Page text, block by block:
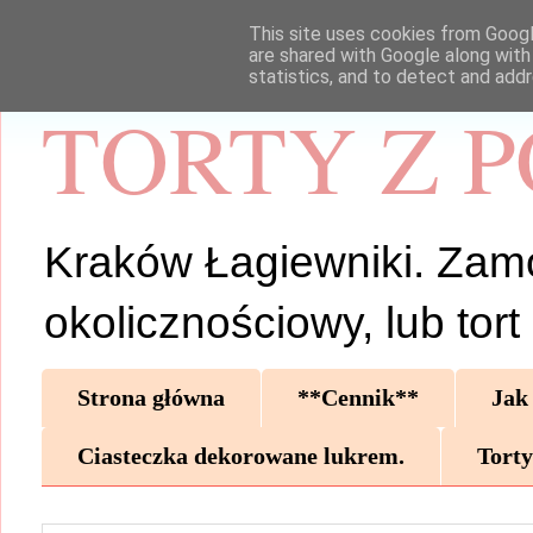
TORTY Z
Kraków Łagiewniki.
okolicznościowy, lub tort
Strona główna **Cennik** Jak
Ciasteczka dekorowane lukrem.
This site uses cookies from
are shared with Google along
statistics, and to detect and